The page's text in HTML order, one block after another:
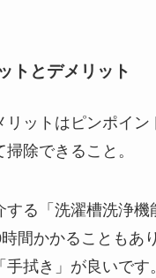
トとデメリット
リットはピンポイ
除できること。
する「洗濯槽洗浄機
間かかることもあ
拭き」が良いです。